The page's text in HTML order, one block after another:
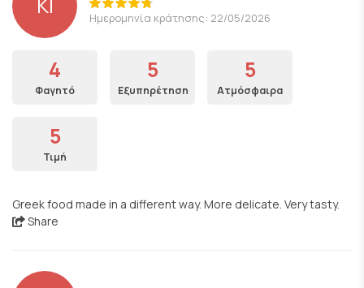
Ημερομηνία κράτησης: 22/05/2026
4
Φαγητό
5
Εξυπηρέτηση
5
Ατμόσφαιρα
5
Τιμή
Greek food made in a different way. More delicate. Very tasty.
Share